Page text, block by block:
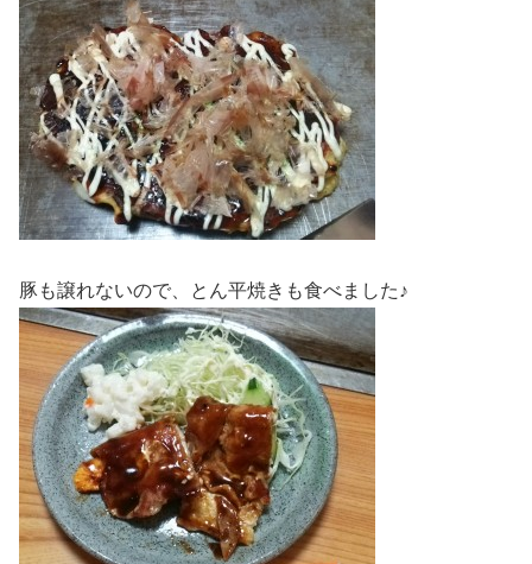
豚も譲れないので、とん平焼きも食べました♪